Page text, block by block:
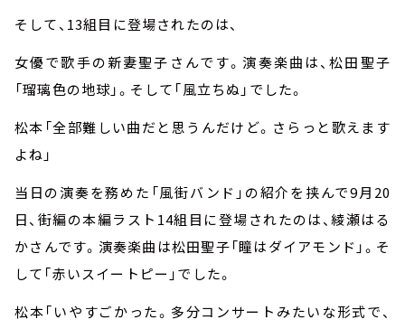
そして、 13組目に登場されたのは、
女優で歌手の新妻聖子さんです。演奏楽曲は、松田聖子
「瑠璃色の地球」。そして「風立ちぬ」でした。
松本「全部難しい曲だと思うんだけど。さらっと歌えます
よね」
当日の演奏を務めた「風街バンド」の紹介を挟んで9月 20
日、街編の本編ラスト 14組目に登場されたのは、綾瀬はる
かさんです。演奏楽曲は松田聖子「瞳はダイアモンド」。そ
して「赤いスイートピー」でした。
松本「いやすごかった。多分コンサートみたいな形式で、